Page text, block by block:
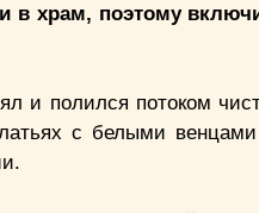
в храм, поэтому
и полился потоком
с белыми